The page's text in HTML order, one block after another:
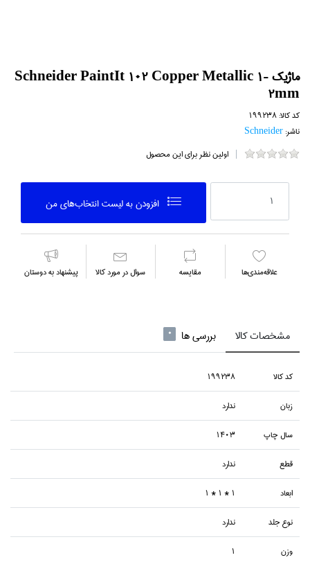
ماژيك Schneider PaintIt 102 Copper Metallic 1-
2mm
کد کالا:199238
ناشر:Schneider
اولین نظر برای این محصول
افزودن به ليست انتخاب‌هاي من
علاقه‌مندي‌ها مقايسه سوال در مورد كالا پیشنهاد به دوستان
مشخصات کالا بررسی ها 0
كد كالا
199238
زبان
ندارد
سال چاپ
1403
قطع
ندارد
ابعاد
1 * 1 * 1
نوع جلد
ندارد
وزن
1